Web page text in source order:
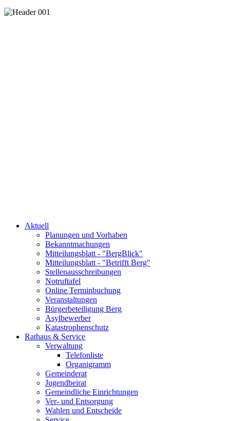
Aktuell
Planungen und Vorhaben
Bekanntmachungen
Mitteilungsblatt - "BergBlick"
Mitteilungsblatt - "Betrifft Berg"
Stellenausschreibungen
Notruftafel
Online Terminbuchung
Veranstaltungen
Bürgerbeteiligung Berg
Asylbewerber
Katastrophenschutz
Rathaus & Service
Verwaltung
Telefonliste
Organigramm
Gemeinderat
Jugendbeirat
Gemeindliche Einrichtungen
Ver- und Entsorgung
Wahlen und Entscheide